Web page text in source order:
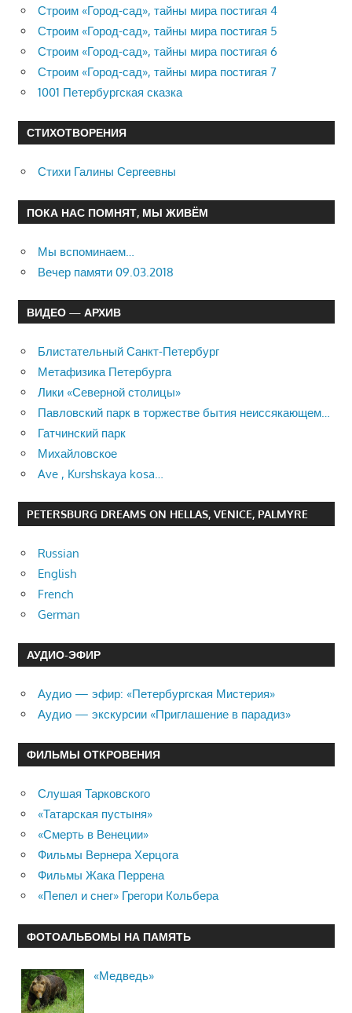
Строим «Город-сад», тайны мира постигая 4
Строим «Город-сад», тайны мира постигая 5
Строим «Город-сад», тайны мира постигая 6
Строим «Город-сад», тайны мира постигая 7
1001 Петербургская сказка
СТИХОТВОРЕНИЯ
Стихи Галины Сергеевны
ПОКА НАС ПОМНЯТ, МЫ ЖИВЁМ
Мы вспоминаем…
Вечер памяти 09.03.2018
ВИДЕО — АРХИВ
Блистательный Санкт-Петербург
Метафизика Петербурга
Лики «Северной столицы»
Павловский парк в торжестве бытия неиссякающем…
Гатчинский парк
Михайловское
Ave , Kurshskaya kosa…
PETERSBURG DREAMS ON HELLAS, VENICE, PALMYRE
Russian
English
French
German
АУДИО-ЭФИР
Аудио — эфир: «Петербургская Мистерия»
Аудио — экскурсии «Приглашение в парадиз»
ФИЛЬМЫ ОТКРОВЕНИЯ
Слушая Тарковского
«Татарская пустыня»
«Смерть в Венеции»
Фильмы Вернера Херцога
Фильмы Жака Перрена
«Пепел и снег» Грегори Кольбера
ФОТОАЛЬБОМЫ НА ПАМЯТЬ
«Медведь»